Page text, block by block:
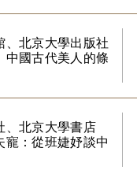
、北京大學出版社
中國古代美人的條
、北京大學書店
寵：從班婕妤談中